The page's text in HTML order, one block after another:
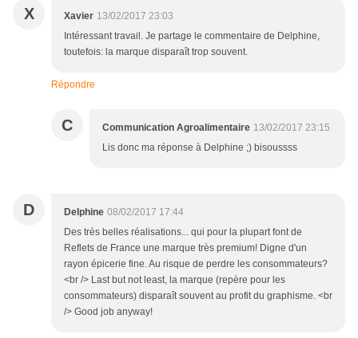
X Xavier 13/02/2017 23:03
Intéressant travail. Je partage le commentaire de Delphine,
toutefois: la marque disparaît trop souvent.
Répondre
C Communication Agroalimentaire 13/02/2017 23:15
Lis donc ma réponse à Delphine ;) bisoussss
D Delphine 08/02/2017 17:44
Des très belles réalisations... qui pour la plupart font de
Reflets de France une marque très premium! Digne d'un
rayon épicerie fine. Au risque de perdre les consommateurs?
<br /> Last but not least, la marque (repère pour les
consommateurs) disparaît souvent au profit du graphisme. <br
/> Good job anyway!